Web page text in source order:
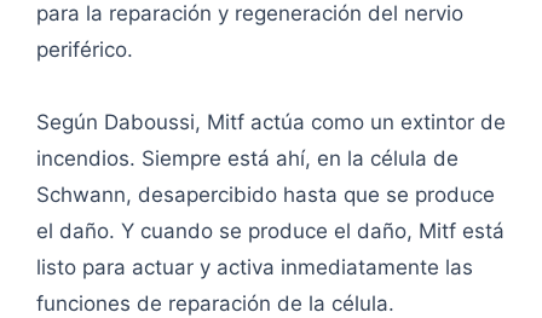
para la reparación y regeneración del nervio
periférico.
Según Daboussi, Mitf actúa como un extintor de
incendios. Siempre está ahí, en la célula de
Schwann, desapercibido hasta que se produce
el daño. Y cuando se produce el daño, Mitf está
listo para actuar y activa inmediatamente las
funciones de reparación de la célula.